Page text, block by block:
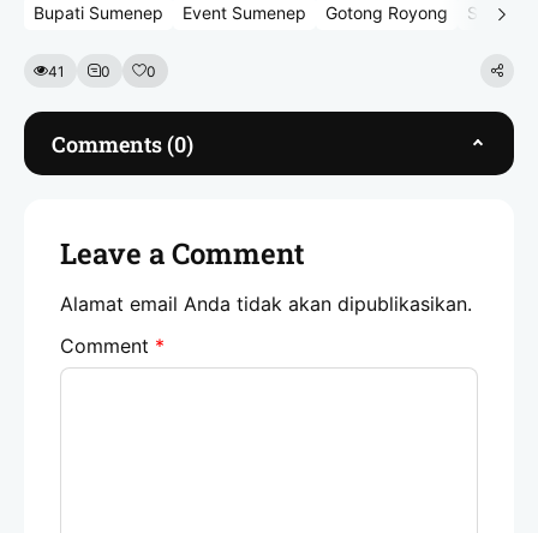
Bupati Sumenep Event Sumenep Gotong Royong
41 0 0
Comments (0)
Leave a Comment
Alamat email Anda tidak akan dipublikasikan.
Comment *